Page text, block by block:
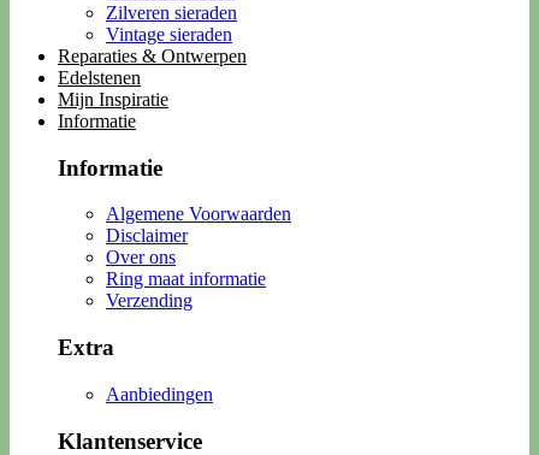
Zilveren sieraden
Vintage sieraden
Reparaties & Ontwerpen
Edelstenen
Mijn Inspiratie
Informatie
Informatie
Algemene Voorwaarden
Disclaimer
Over ons
Ring maat informatie
Verzending
Extra
Aanbiedingen
Klantenservice